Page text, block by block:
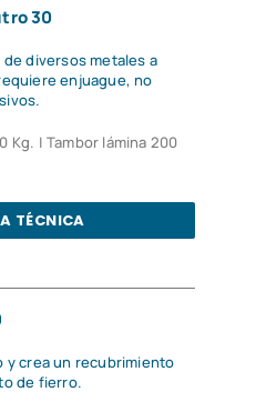
30
diversos metales a
enjuague, no
Kg. | Tambor lámina 200
TÉCNICA
y crea un recubrimiento
de fierro.